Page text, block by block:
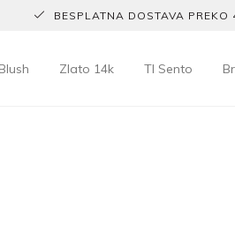
BESPLATNA DOSTAVA PREKO
Blush Zlato 14k TI Sento